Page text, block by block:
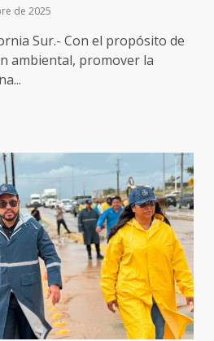
de 2025
Sur.- Con el propósito de
ambiental, promover la